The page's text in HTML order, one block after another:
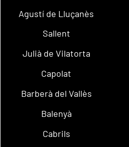
Agustí de Lluçanès
Sallent
Julià de Vilatorta
Capolat
Barberà del Vallès
Balenyà
Cabrils